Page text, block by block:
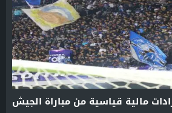
من مباراة الجيش